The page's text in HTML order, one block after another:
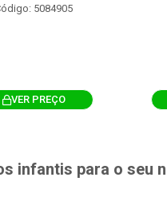
5084905
VER PREÇO
infantis para o seu